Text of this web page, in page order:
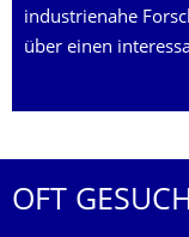
industrienahe
über einen
OFT